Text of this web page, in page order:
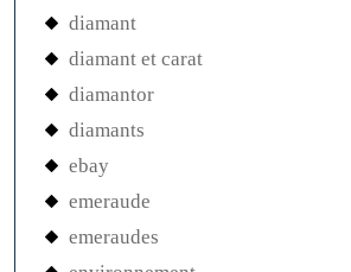
diamant
diamant et carat
diamantor
diamants
ebay
emeraude
emeraudes